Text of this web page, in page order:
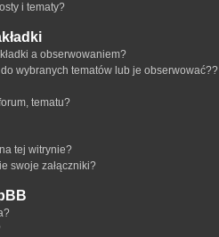
i tematy?
a obserwowaniem?
wybranych tematów lub je obserwować??
tematu?
tej witrynie?
swoje załączniki?